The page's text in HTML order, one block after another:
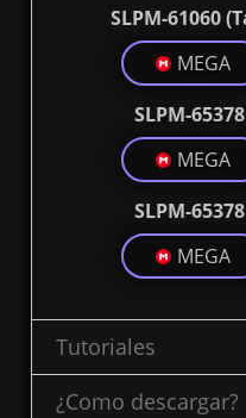
SLPM-61060
MEGA
SLPM-
MEGA
SLPM-
MEGA
Tutoriales
¿Como descargar?